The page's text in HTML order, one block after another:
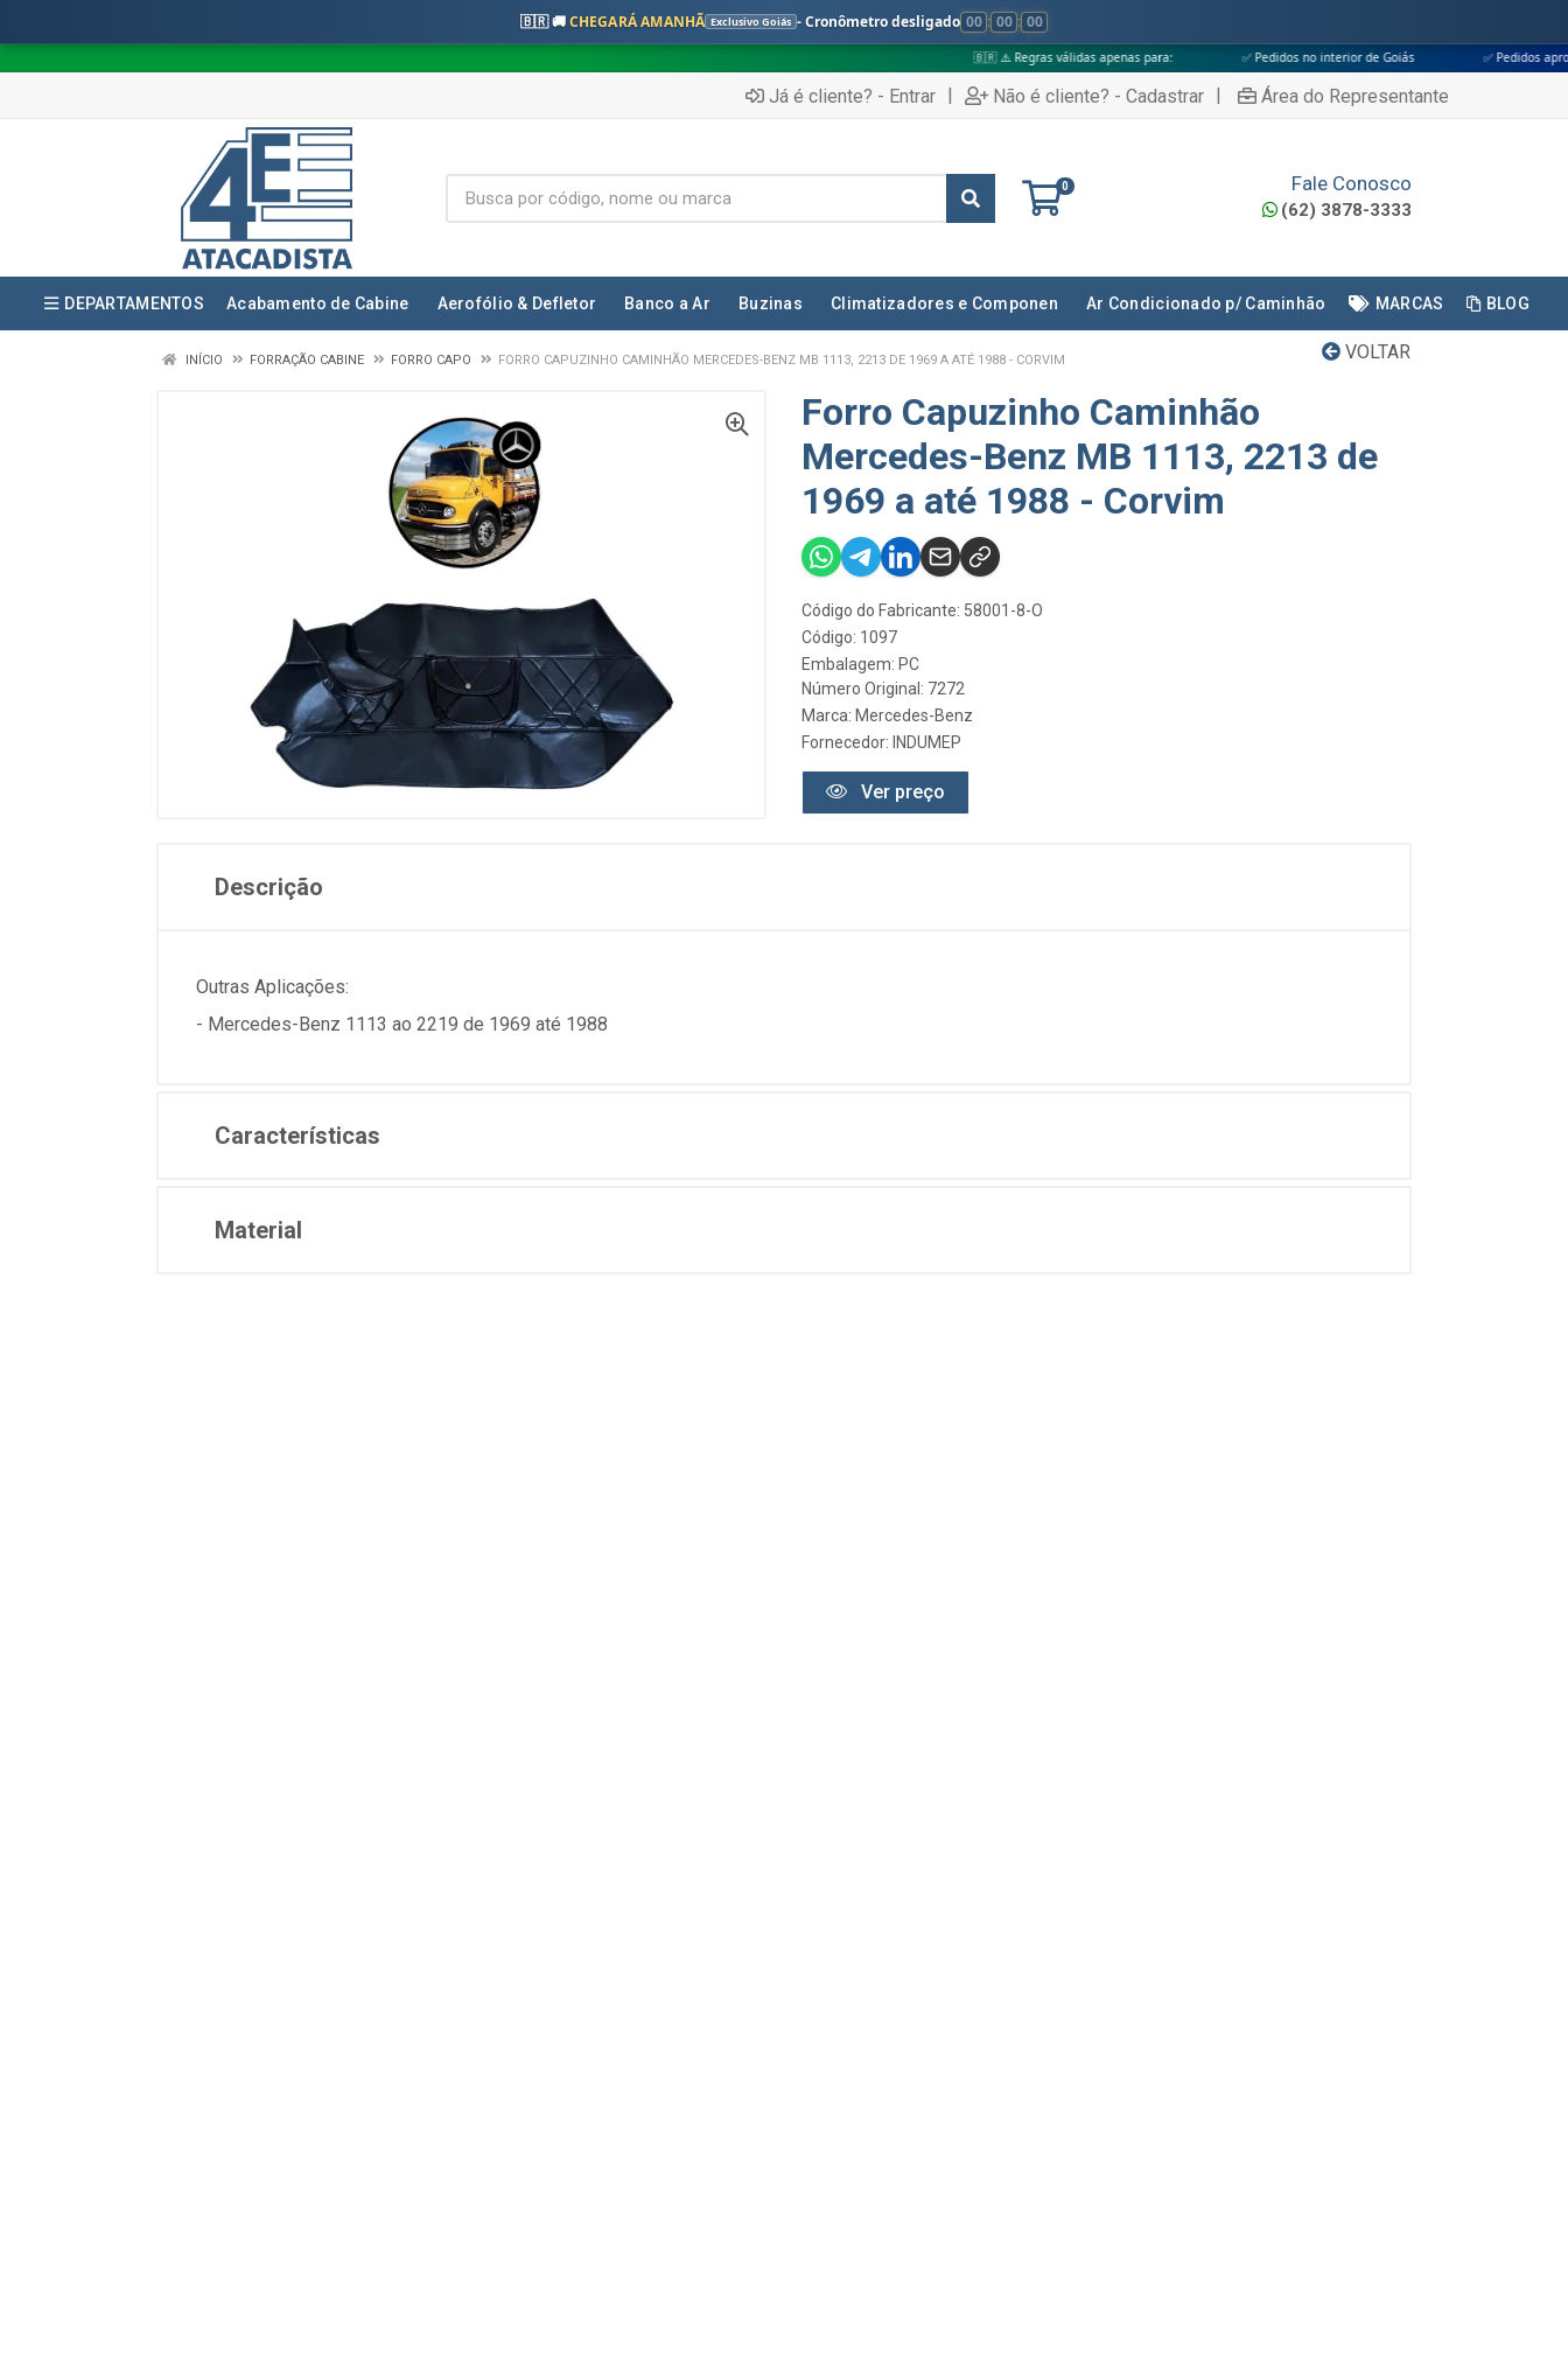
🇧🇷 🚚CHEGARÁ AMANHÃ Exclusivo Goiás - Cronômetro desligado 00 : 00 : 00
🇧🇷 ⚠️ Regras válidas apenas para: ✅ Pedidos no interior de Goiás ✅ Pedidos aprovados até às 18h
Já é cliente? - Entrar | Não é cliente? - Cadastrar | Área do Representante
0 Fale Conosco
(62) 3878-3333
DEPARTAMENTOS Acabamento de Cabine Aerofólio & Defletor Banco a Ar Buzinas Climatizadores e Componen Ar Condicionado p/ Caminhão MARCAS BLOG
VOLTAR
INÍCIO FORRAÇÃO CABINE FORRO CAPO FORRO CAPUZINHO CAMINHÃO MERCEDES-BENZ MB 1113, 2213 DE 1969 A ATÉ 1988 - CORVIM
Forro Capuzinho Caminhão
Mercedes-Benz MB 1113, 2213 de
1969 a até 1988 - Corvim
Código do Fabricante: 58001-8-O
Código: 1097
Embalagem: PC
Número Original: 7272
Marca: Mercedes-Benz
Fornecedor: INDUMEP
Ver preço
Descrição
Outras Aplicações:
- Mercedes-Benz 1113 ao 2219 de 1969 até 1988
Características
Material